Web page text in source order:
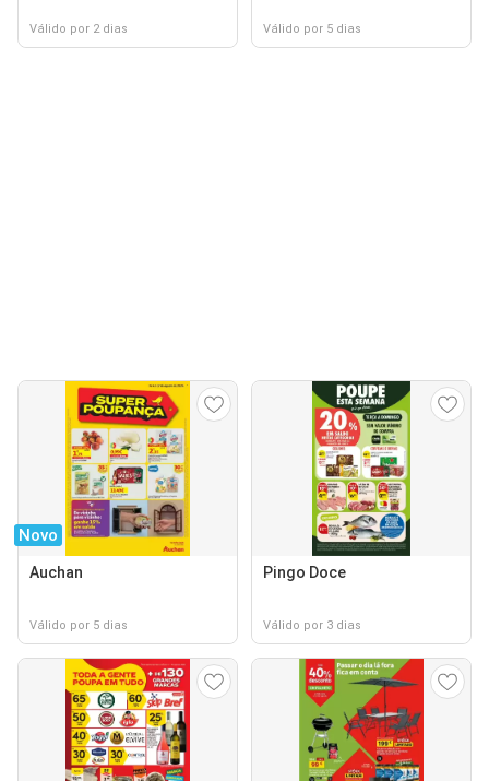
Válido por 2 dias Válido por 5 dias
Novo
Auchan
Válido por 5 dias
Pingo Doce
Válido por 3 dias